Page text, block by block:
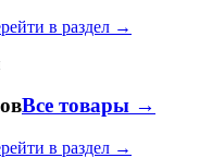
в раздел →
Все товары →
в раздел →